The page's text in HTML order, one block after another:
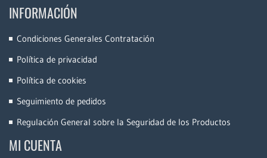
INFORMACIÓN
Condiciones Generales Contratación
Política de privacidad
Política de cookies
Seguimiento de pedidos
Regulación General sobre la Seguridad de los Productos
MI CUENTA